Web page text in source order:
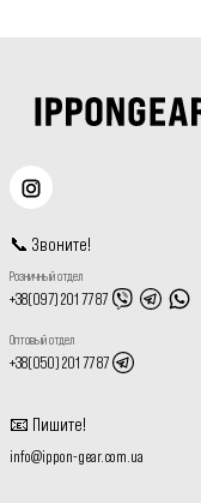
📞 Звоните!
Розничный отдел
+38(097) 201 77 87
Оптовый отдел
+38(050) 201 77 87
📧 Пишите!
info@ippon-gear.com.ua